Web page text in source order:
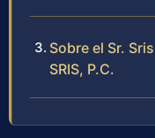
Sobre el Sr.
SRIS, P.C.